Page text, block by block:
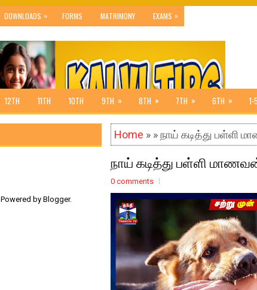
DOWNLOADS » FORMS MATRIMONY EXAMS »
12TH 11TH 10TH 9TH » 8TH » 7TH » 6TH » 1-
Home » » நாய் கடித்து பள்ளி
நாய் கடித்து பள்ளி மாணவன்
0 comments
Powered by Blogger.